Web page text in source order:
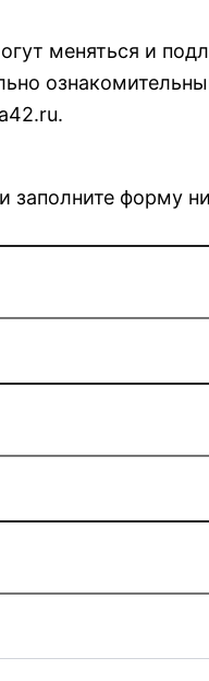
меняться и
заполните форму